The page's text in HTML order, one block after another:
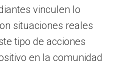
vinculen lo
situaciones reales
tipo de acciones
en la comunidad